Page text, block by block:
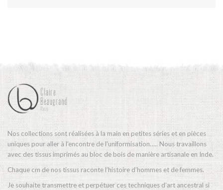
Trousses de toilette
Objets déco
Patères en métal
Carnet
Thème
Nos collections sont réalisées à la main en petites séries et en pièces
uniques pour aller à l’encontre de l’uniformisation….. Nous travaillons
avec des tissus imprimés au bloc de bois de manière artisanale en Inde.
Chaque cm de nos tissus raconte l’histoire d’hommes et de femmes.
Je souhaite transmettre et perpétuer ces techniques d’art ancestral si